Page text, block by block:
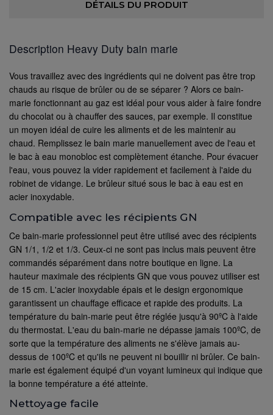
DÉTAILS DU PRODUIT
Description Heavy Duty bain marie
Vous travaillez avec des ingrédients qui ne doivent pas être trop
chauds au risque de brûler ou de se séparer ? Alors ce bain-
marie fonctionnant au gaz est idéal pour vous aider à faire fondre
du chocolat ou à chauffer des sauces, par exemple. Il constitue
un moyen idéal de cuire les aliments et de les maintenir au
chaud. Remplissez le bain marie manuellement avec de l'eau et
le bac à eau monobloc est complètement étanche. Pour évacuer
l'eau, vous pouvez la vider rapidement et facilement à l'aide du
robinet de vidange. Le brûleur situé sous le bac à eau est en
acier inoxydable.
Compatible avec les récipients GN
Ce bain-marie professionnel peut être utilisé avec des récipients
GN 1/1, 1/2 et 1/3. Ceux-ci ne sont pas inclus mais peuvent être
commandés séparément dans notre boutique en ligne. La
hauteur maximale des récipients GN que vous pouvez utiliser est
de 15 cm. L'acier inoxydable épais et le design ergonomique
garantissent un chauffage efficace et rapide des produits. La
température du bain-marie peut être réglée jusqu'à 90ºC à l'aide
du thermostat. L'eau du bain-marie ne dépasse jamais 100ºC, de
sorte que la température des aliments ne s'élève jamais au-
dessus de 100ºC et qu'ils ne peuvent ni bouillir ni brûler. Ce bain-
marie est également équipé d'un voyant lumineux qui indique que
la bonne température a été atteinte.
Nettoyage facile